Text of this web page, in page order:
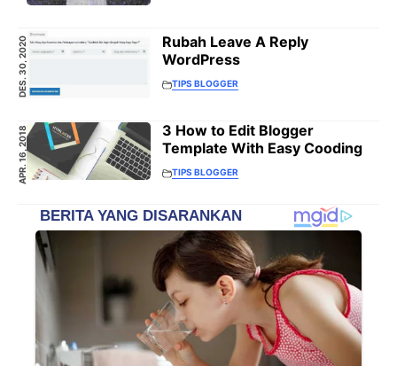
DES. 30, 2020
Rubah Leave A Reply
WordPress
TIPS BLOGGER
APR. 16, 2018
3 How to Edit Blogger
Template With Easy Cooding
TIPS BLOGGER